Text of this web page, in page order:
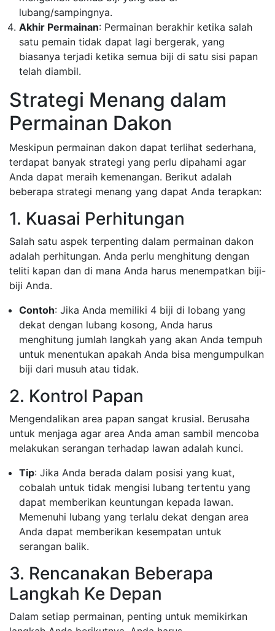
lubang/sampingnya.
Akhir Permainan: Permainan berakhir ketika salah
satu pemain tidak dapat lagi bergerak, yang
biasanya terjadi ketika semua biji di satu sisi papan
telah diambil.
Strategi Menang dalam
Permainan Dakon
Meskipun permainan dakon dapat terlihat sederhana,
terdapat banyak strategi yang perlu dipahami agar
Anda dapat meraih kemenangan. Berikut adalah
beberapa strategi menang yang dapat Anda terapkan:
1. Kuasai Perhitungan
Salah satu aspek terpenting dalam permainan dakon
adalah perhitungan. Anda perlu menghitung dengan
teliti kapan dan di mana Anda harus menempatkan biji-
biji Anda.
Contoh: Jika Anda memiliki 4 biji di lobang yang
dekat dengan lubang kosong, Anda harus
menghitung jumlah langkah yang akan Anda tempuh
untuk menentukan apakah Anda bisa mengumpulkan
biji dari musuh atau tidak.
2. Kontrol Papan
Mengendalikan area papan sangat krusial. Berusaha
untuk menjaga agar area Anda aman sambil mencoba
melakukan serangan terhadap lawan adalah kunci.
Tip: Jika Anda berada dalam posisi yang kuat,
cobalah untuk tidak mengisi lubang tertentu yang
dapat memberikan keuntungan kepada lawan.
Memenuhi lubang yang terlalu dekat dengan area
Anda dapat memberikan kesempatan untuk
serangan balik.
3. Rencanakan Beberapa
Langkah Ke Depan
Dalam setiap permainan, penting untuk memikirkan